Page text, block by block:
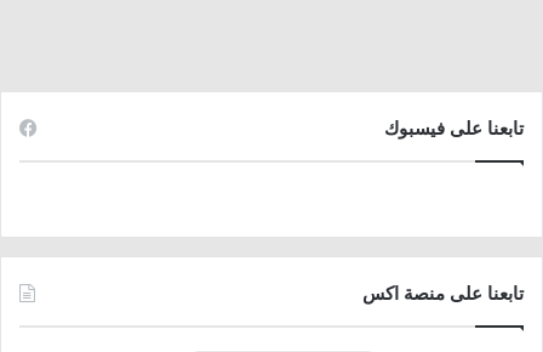
تابعنا على فيسبوك
تابعنا على منصة اكس